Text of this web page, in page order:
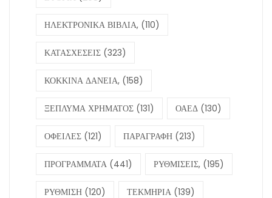
ΗΛΕΚΤΡΟΝΙΚΑ ΒΙΒΛΙΑ, (110)
ΚΑΤΑΣΧΕΣΕΙΣ (323)
ΚΟΚΚΙΝΑ ΔΑΝΕΙΑ, (158)
ΞΕΠΛΥΜΑ ΧΡΗΜΑΤΟΣ (131) ΟΑΕΔ (130)
ΟΦΕΙΛΕΣ (121) ΠΑΡΑΓΡΑΦΗ (213)
ΠΡΟΓΡΑΜΜΑΤΑ (441) ΡΥΘΜΙΣΕΙΣ, (195)
ΡΥΘΜΙΣΗ (120) ΤΕΚΜΗΡΙΑ (139)